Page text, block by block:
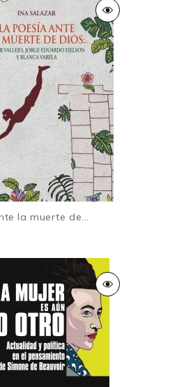
la muerte de...